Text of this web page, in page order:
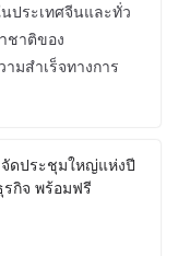
ประเทศจีนและทั่ว
ชาติของ
มสำเร็จทางการ
จัดประชุมใหญ่แห่งปี
กิจ พร้อมฟรี